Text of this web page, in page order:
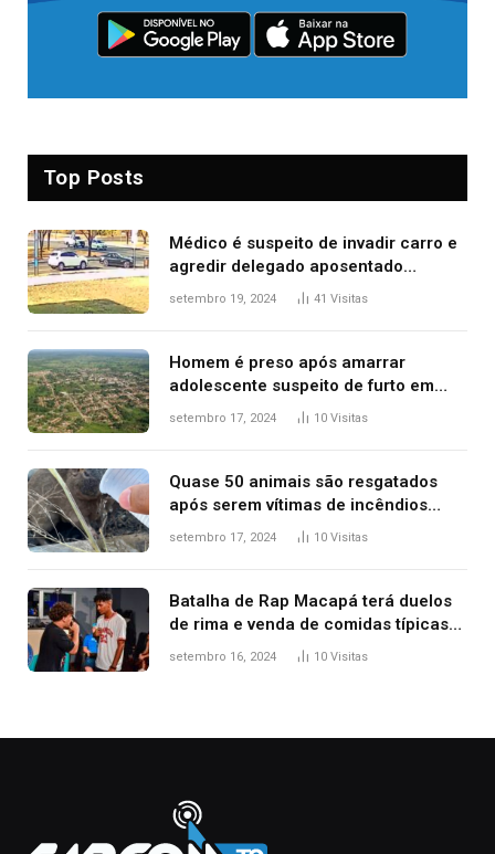
Top Posts
Médico é suspeito de invadir carro e
agredir delegado aposentado
durante confusão no trânsito
setembro 19, 2024 41 Visitas
Homem é preso após amarrar
adolescente suspeito de furto em
estaca de cerca e agredi-lo
setembro 17, 2024 10 Visitas
Quase 50 animais são resgatados
após serem vítimas de incêndios
florestais no Tocantins
setembro 17, 2024 10 Visitas
Batalha de Rap Macapá terá duelos
de rima e venda de comidas típicas
no Mercado Central
setembro 16, 2024 10 Visitas